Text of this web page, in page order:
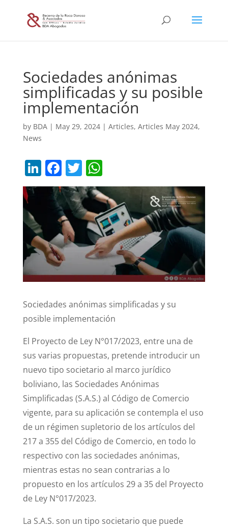
Sociedades anónimas
simplificadas y su posible
implementación
by BDA| May 29, 2024| Articles, Articles May 2024,
News
Li
n
dI
n
F
a
c
e
b
o
o
k
T
w
itt
er
W
h
at
s
A
p
p
Sociedades anónimas simplificadas y su
posible implementación
El Proyecto de Ley N°017/2023, entre una de
sus varias propuestas, pretende introducir un
nuevo tipo societario al marco jurídico
boliviano, las Sociedades Anónimas
Simplificadas (S.A.S.) al Código de Comercio
vigente, para su aplicación se contempla el uso
de un régimen supletorio de los artículos del
217 a 355 del Código de Comercio, en todo lo
respectivo con las sociedades anónimas,
mientras estas no sean contrarias a lo
propuesto en los artículos 29 a 35 del Proyecto
de Ley N°017/2023.
La S.A.S. son un tipo societario que puede